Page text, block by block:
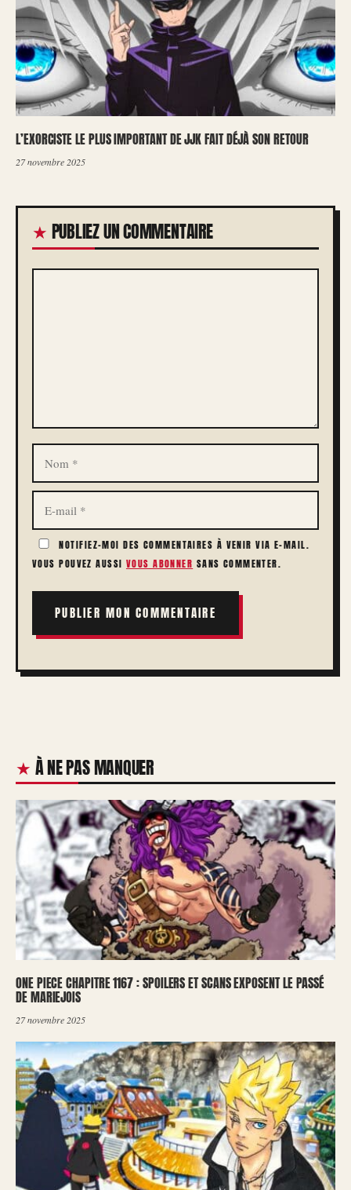
L’EXORCISTE LE PLUS IMPORTANT DE JJK FAIT DÉJÀ SON RETOUR
27 novembre 2025
PUBLIEZ UN COMMENTAIRE
COMMENTAIRE
NOM
E-
MAIL
NOTIFIEZ-MOI DES COMMENTAIRES À VENIR VIA E-MAIL.
VOUS POUVEZ AUSSI VOUS ABONNER SANS COMMENTER.
À NE PAS MANQUER
ONE PIECE CHAPITRE 1167 : SPOILERS ET SCANS EXPOSENT LE PASSÉ
DE MARIEJOIS
27 novembre 2025